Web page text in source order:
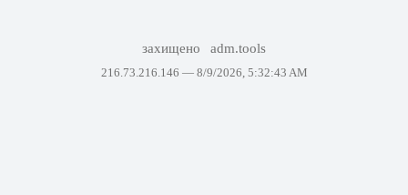
захищено adm.tools
216.73.216.146 — 8/9/2026, 5:32:43 AM